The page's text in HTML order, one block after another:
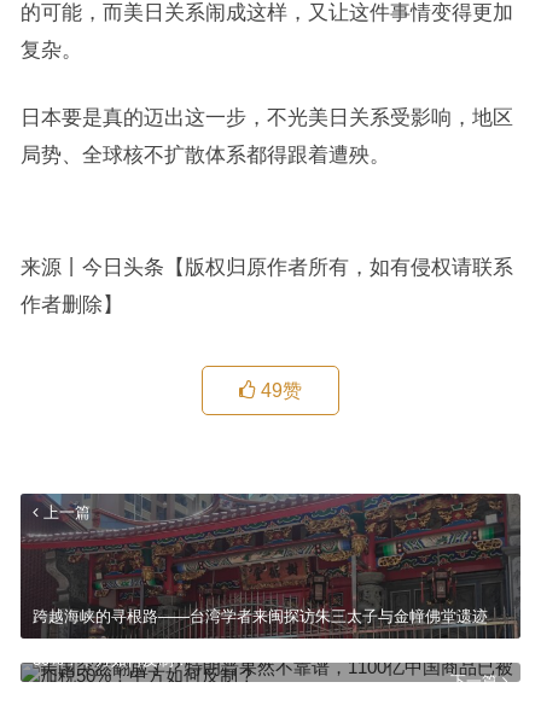
的可能，而美日关系闹成这样，又让这件事情变得更加
复杂。
日本要是真的迈出这一步，不光美日关系受影响，地区
局势、全球核不扩散体系都得跟着遭殃。
来源丨今日头条【版权归原作者所有，如有侵权请联系
作者删除】
49赞
上一篇
跨越海峡的寻根路——台湾学者来闽探访朱三太子与金幢佛堂遗迹
下一篇
美国突然翻脸了？特朗普果然不靠谱，1100亿中国商品已被加税
50%！中方如何反制？